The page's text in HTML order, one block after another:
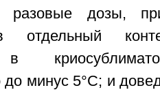
разовые дозы,
отдельный
в
до минус 5°С; и